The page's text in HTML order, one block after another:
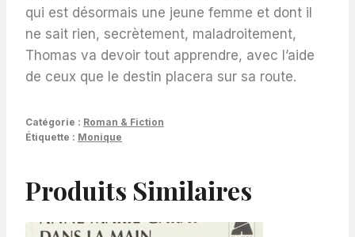
qui est désormais une jeune femme et dont il
ne sait rien, secrètement, maladroitement,
Thomas va devoir tout apprendre, avec l’aide
de ceux que le destin placera sur sa route.
Catégorie : Roman & Fiction
Étiquette : Monique
Produits Similaires